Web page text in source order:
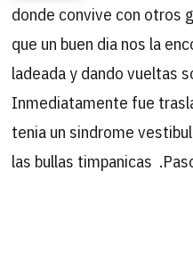
donde convive con otros
que un buen dia nos la
ladeada y dando vueltas
Inmediatamente fue
tenia un sindrome
las bullas timpanicas